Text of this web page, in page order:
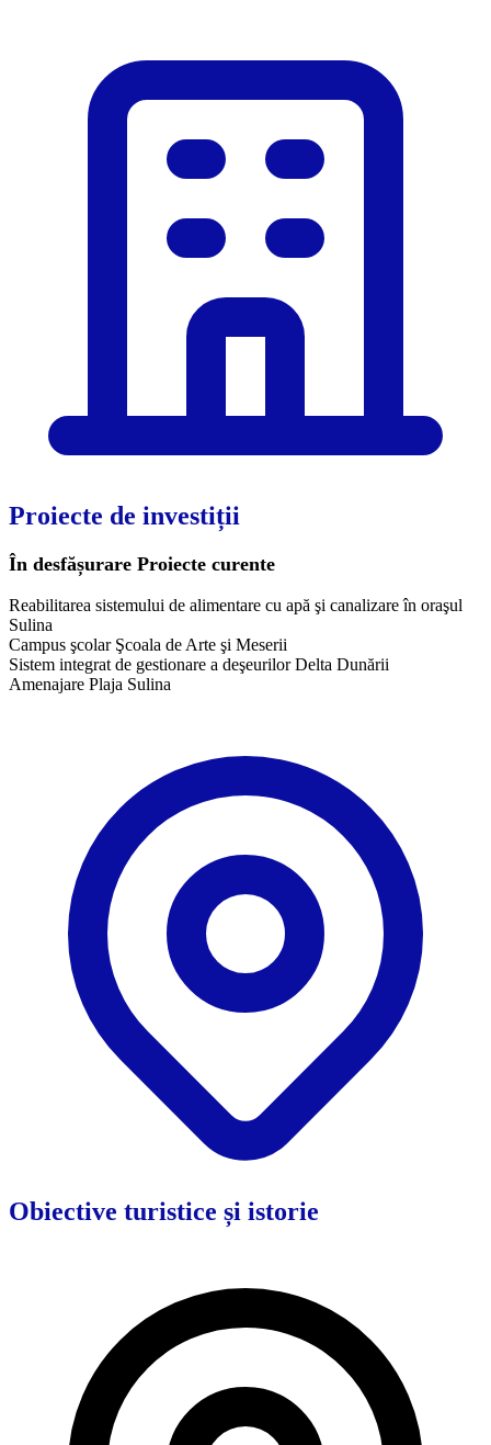
Proiecte de investiții
În desfășurare Proiecte curente
Reabilitarea sistemului de alimentare cu apă şi canalizare în oraşul
Sulina
Campus şcolar Şcoala de Arte şi Meserii
Sistem integrat de gestionare a deşeurilor Delta Dunării
Amenajare Plaja Sulina
Obiective turistice și istorie